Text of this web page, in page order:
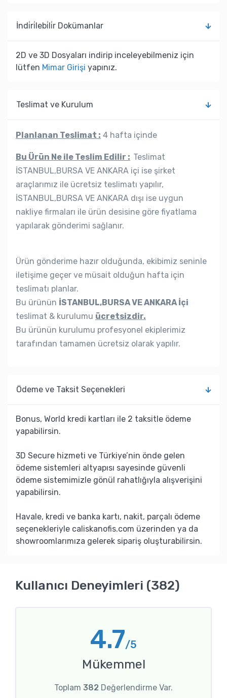
İndi̇ri̇lebi̇li̇r Dokümanlar
2D ve 3D Dosyaları indirip inceleyebilmeniz için
lütfen Mimar Girişi yapınız.
Teslimat ve Kurulum
Planlanan Teslimat : 4 hafta içinde
Bu Ürün Ne ile Teslim Edilir : Teslimat
İSTANBUL,BURSA VE ANKARA içi ise şirket
araçlarımız ile ücretsiz teslimatı yapılır,
İSTANBUL,BURSA VE ANKARA dışı ise uygun
nakliye firmaları ile ürün desisine göre fiyatlama
yapılarak gönderimi sağlanır.
Ürün gönderime hazır olduğunda, ekibimiz seninle
iletişime geçer ve müsait olduğun hafta için
teslimatı planlar.
Bu ürünün İSTANBUL,BURSA VE ANKARA İçi
teslimat & kurulumu ücretsizdir.
Bu ürünün kurulumu profesyonel ekiplerimiz
tarafından tamamen ücretsiz olarak yapılır.
Ödeme ve Taksit Seçenekleri
Bonus, World kredi kartları ile 2 taksitle ödeme
yapabilirsin.
3D Secure hizmeti ve Türkiye’nin önde gelen
ödeme sistemleri altyapısı sayesinde güvenli
ödeme sistemimizle gönül rahatlığıyla alışverişini
yapabilirsin.
Havale, kredi ve banka kartı, nakit, parçalı ödeme
seçenekleriyle caliskanofis.com üzerinden ya da
showroomlarımıza gelerek sipariş oluşturabilirsin.
Kullanıcı Deneyimleri (382)
4.7/5
Mükemmel
Toplam 382 Değerlendirme Var.